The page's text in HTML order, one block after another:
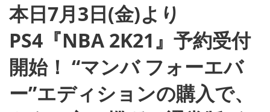
本日7月3日(金)より
PS4『NBA 2K21』予約受付
開始！ “マンバ フォーエバ
ー”エディションの購入で、